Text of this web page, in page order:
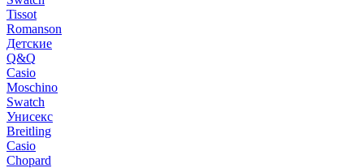
Tissot
Romanson
Детские
Q&Q
Casio
Moschino
Swatch
Унисекс
Breitling
Casio
Chopard